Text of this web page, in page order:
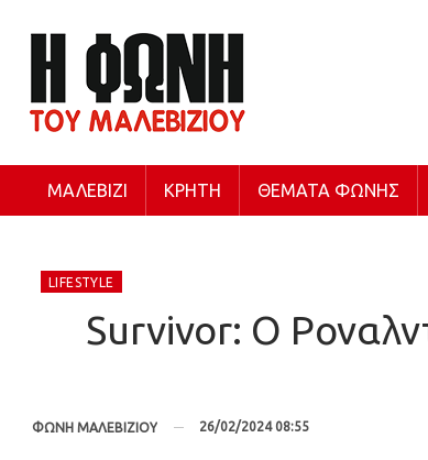
ΜΑΛΕΒΊΖΙ ΚΡΉΤΗ ΘΈΜΑΤΑ ΦΩΝΉΣ
LIFESTYLE
Survivor: O
ΦΩΝΗ ΜΑΛΕΒΙΖΙΟΥ 26/02/2024 08:55